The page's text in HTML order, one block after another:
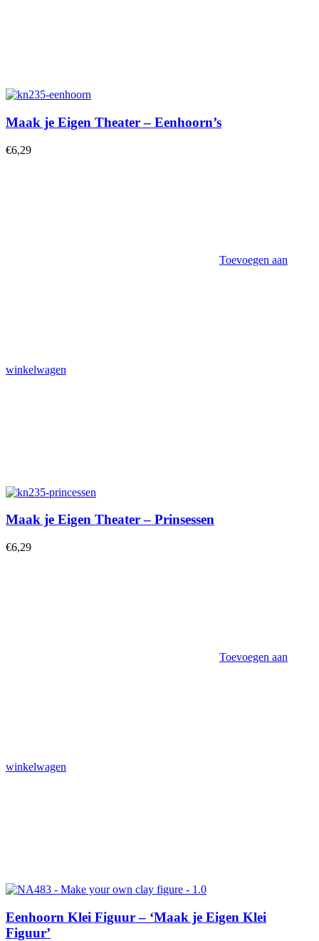
Maak je Eigen Theater – Eenhoorn’s
€6,29
Toevoegen aan
winkelwagen
Maak je Eigen Theater – Prinsessen
€6,29
Toevoegen aan
winkelwagen
Eenhoorn Klei Figuur – ‘Maak je Eigen Klei
Figuur’